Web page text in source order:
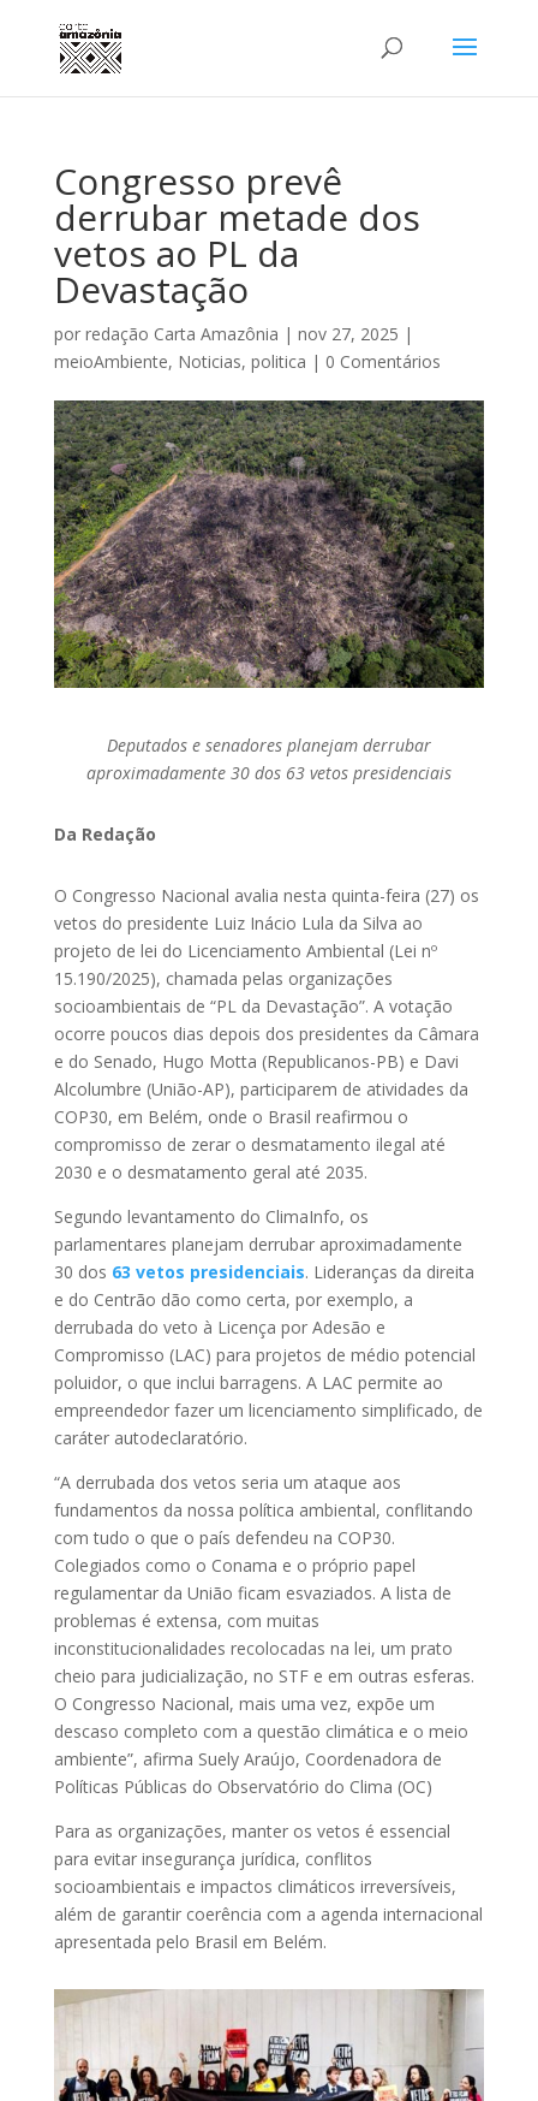
Congresso prevê
derrubar metade dos
vetos ao PL da
Devastação
por redação Carta Amazônia | nov 27, 2025 |
meioAmbiente, Noticias, politica | 0 Comentários
Deputados e senadores planejam derrubar
aproximadamente 30 dos 63 vetos presidenciais
Da Redação
O Congresso Nacional avalia nesta quinta-feira (27) os
vetos do presidente Luiz Inácio Lula da Silva ao
projeto de lei do Licenciamento Ambiental (Lei nº
15.190/2025), chamada pelas organizações
socioambientais de “PL da Devastação”. A votação
ocorre poucos dias depois dos presidentes da Câmara
e do Senado, Hugo Motta (Republicanos-PB) e Davi
Alcolumbre (União-AP), participarem de atividades da
COP30, em Belém, onde o Brasil reafirmou o
compromisso de zerar o desmatamento ilegal até
2030 e o desmatamento geral até 2035.
Segundo levantamento do ClimaInfo, os
parlamentares planejam derrubar aproximadamente
30 dos 63 vetos presidenciais. Lideranças da direita
e do Centrão dão como certa, por exemplo, a
derrubada do veto à Licença por Adesão e
Compromisso (LAC) para projetos de médio potencial
poluidor, o que inclui barragens. A LAC permite ao
empreendedor fazer um licenciamento simplificado, de
caráter autodeclaratório.
“A derrubada dos vetos seria um ataque aos
fundamentos da nossa política ambiental, conflitando
com tudo o que o país defendeu na COP30.
Colegiados como o Conama e o próprio papel
regulamentar da União ficam esvaziados. A lista de
problemas é extensa, com muitas
inconstitucionalidades recolocadas na lei, um prato
cheio para judicialização, no STF e em outras esferas.
O Congresso Nacional, mais uma vez, expõe um
descaso completo com a questão climática e o meio
ambiente”, afirma Suely Araújo, Coordenadora de
Políticas Públicas do Observatório do Clima (OC)
Para as organizações, manter os vetos é essencial
para evitar insegurança jurídica, conflitos
socioambientais e impactos climáticos irreversíveis,
além de garantir coerência com a agenda internacional
apresentada pelo Brasil em Belém.